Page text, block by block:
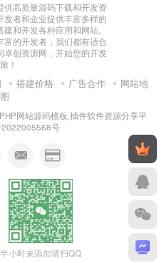
高质量源码下载和开发资
者和企业提供丰富多样的
和开发各种应用和网站。
的开发者，我们都有适合
卓创资源网，开始您的开发
！
搭建价格 广告合作
网站地
图
网站源码模板,插件软件资源分享平
2022005568号
半小时未添加请扫QQ